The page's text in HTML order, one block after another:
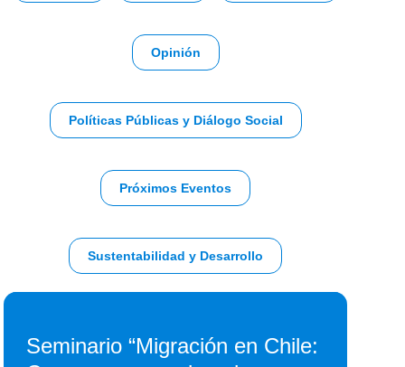
Opinión
Políticas Públicas y Diálogo Social
Próximos Eventos
Sustentabilidad y Desarrollo
Seminario “Migración en Chile: